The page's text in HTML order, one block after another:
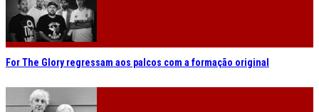
For The Glory regressam aos palcos com a formação original